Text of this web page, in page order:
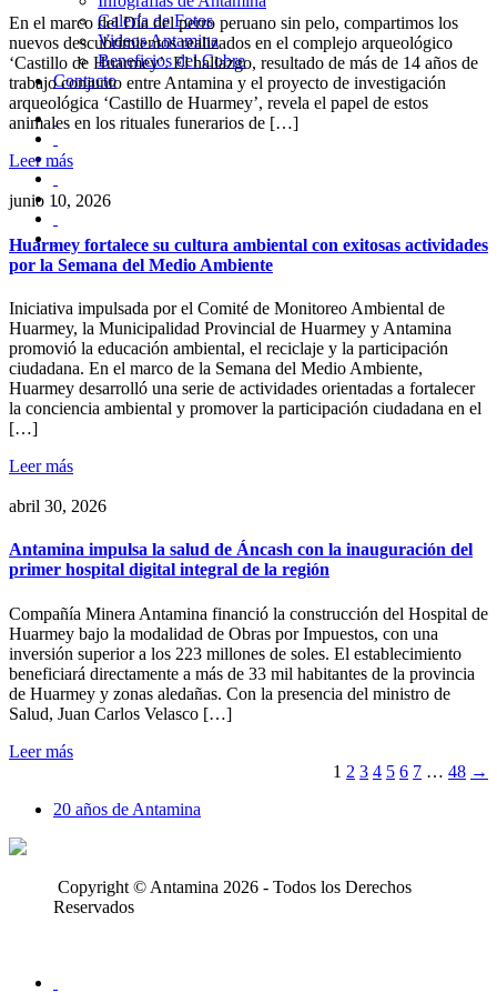
Galería de Fotos
Videos Antamina
Beneficios del Cobre
Contacto
En el marco del Día del perro peruano sin pelo, compartimos los
nuevos descubrimientos realizados en el complejo arqueológico
‘Castillo de Huarmey’. El hallazgo, resultado de más de 14 años de
trabajo conjunto entre Antamina y el proyecto de investigación
arqueológica ‘Castillo de Huarmey’, revela el papel de estos
animales en los rituales funerarios de […]
Leer más
junio 10, 2026
Huarmey fortalece su cultura ambiental con exitosas actividades
por la Semana del Medio Ambiente
Iniciativa impulsada por el Comité de Monitoreo Ambiental de
Huarmey, la Municipalidad Provincial de Huarmey y Antamina
promovió la educación ambiental, el reciclaje y la participación
ciudadana. En el marco de la Semana del Medio Ambiente,
Huarmey desarrolló una serie de actividades orientadas a fortalecer
la conciencia ambiental y promover la participación ciudadana en el
[…]
Leer más
abril 30, 2026
Antamina impulsa la salud de Áncash con la inauguración del
primer hospital digital integral de la región
Compañía Minera Antamina financió la construcción del Hospital de
Huarmey bajo la modalidad de Obras por Impuestos, con una
inversión superior a los 223 millones de soles. El establecimiento
beneficiará directamente a más de 33 mil habitantes de la provincia
de Huarmey y zonas aledañas. Con la presencia del ministro de
Salud, Juan Carlos Velasco […]
Leer más
1 2 3 4 5 6 7 … 48 →
20 años de Antamina
Copyright © Antamina 2026 - Todos los Derechos
Reservados